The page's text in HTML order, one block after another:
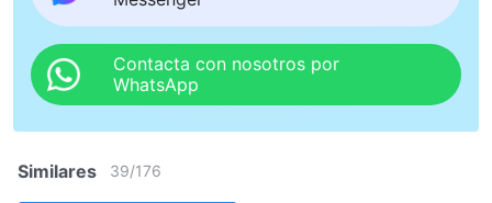
Contacta con nosotros por
WhatsApp
Similares 39/176